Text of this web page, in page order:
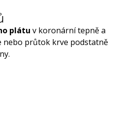
plátu v koronární tepně a
nebo průtok krve podstatně